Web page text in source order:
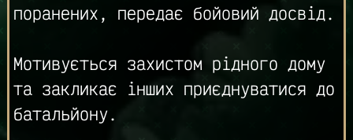
поранених, передає бойовий досвід.
Мотивується захистом рідного дому
та закликає інших приєднуватися до
батальйону.